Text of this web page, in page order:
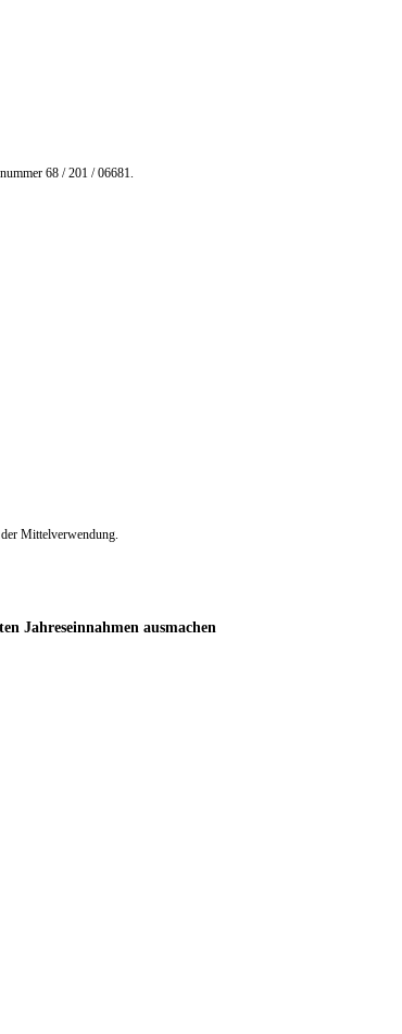
68 / 201 / 06681.
Mittelverwendung.
Jahreseinnahmen ausmachen